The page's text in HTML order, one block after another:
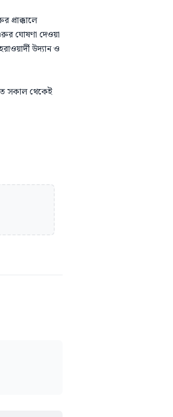
প্রাক্কালে
ঘোষণা দেওয়া
উদ্যান ও
সকাল থেকেই